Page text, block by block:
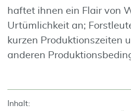
haftet ihnen ein Flair von
Urtümlichkeit an;
kurzen Produktionszeiten
anderen
Inhalt: